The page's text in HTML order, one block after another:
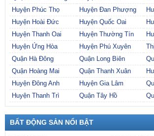
Huyện Phúc Thọ
Huyện Đan Phượng
Huyện Hoài Đức
Huyện Quốc Oai
Huyện Thanh Oai
Huyện Thường Tín
Huyện Ứng Hòa
Huyện Phú Xuyên
Quận Hà Đông
Quận Long Biên
Quận Hoàng Mai
Quận Thanh Xuân
Huyện Đông Anh
Huyện Gia Lâm
Huyện Thanh Trì
Quận Tây Hồ
BẤT ĐỘNG SẢN NỔI BẬT